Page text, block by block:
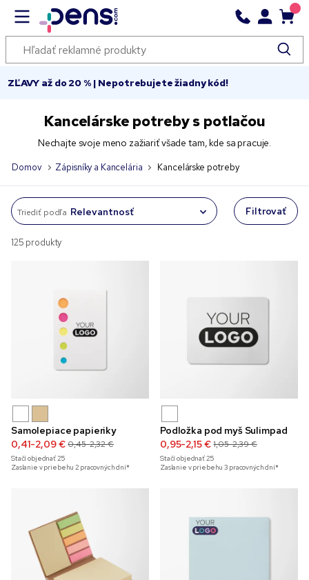
ZĽAVY až do 20 % | Nepotrebujete žiadny kód!
Kancelárske potreby s potlačou
Nechajte svoje meno zažiariť všade tam, kde sa pracuje.
Domov Zápisníky a Kancelária Kancelárske potreby
Triediť podľa Filtrovať
125 produkty
Samolepiace papieriky
0,41-2,09 € 0,45-2,32 €
Stačí objednať25
Zaslanie v priebehu 2 pracovných dní*
Podložka pod myš Sulimpad
0,95-2,15 € 1,05-2,39 €
Stačí objednať25
Zaslanie v priebehu 3 pracovných dní*